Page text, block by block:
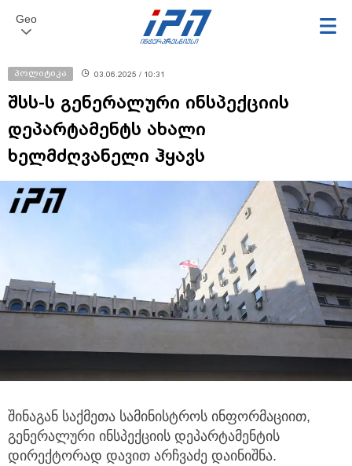
Geo
პოლიტიკა 03.06.2025 / 10:31
შსს-ს გენერალური ინსპექციის
დეპარტამენტს ახალი
ხელმძღვანელი ჰყავს
შინაგან საქმეთა სამინისტროს ინფორმაციით,
გენერალური ინსპექციის დეპარტამენტის
დირექტორად დავით არჩვაძე დაინიშნა.